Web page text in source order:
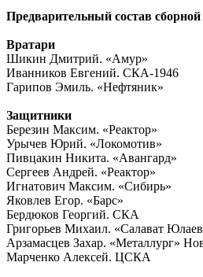
Предварительный состав сборной
Вратари
Шикин Дмитрий. «Амур»
Иванников Евгений. СКА-1946
Гарипов Эмиль. «Нефтяник»
Защитники
Березин Максим. «Реактор»
Урычев Юрий. «Локомотив»
Пивцакин Никита. «Авангард»
Сергеев Андрей. «Реактор»
Игнатович Максим. «Сибирь»
Яковлев Егор. «Барс»
Бердюков Георгий. СКА
Григорьев Михаил. «Салават
Арзамасцев Захар. «Металлург»
Марченко Алексей. ЦСКА